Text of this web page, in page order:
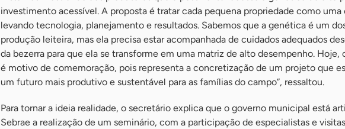
investimento acessível. A proposta é tratar cada pequena propriedade como uma
levando tecnologia, planejamento e resultados. Sabemos que a genética é um
produção leiteira, mas ela precisa estar acompanhada de cuidados adequados
da bezerra para que ela se transforme em uma matriz de alto desempenho. Hoje,
é motivo de comemoração, pois representa a concretização de um projeto que
um futuro mais produtivo e sustentável para as famílias do campo”, ressaltou.
Para tornar a ideia realidade, o secretário explica que o governo municipal está
Sebrae a realização de um seminário, com a participação de especialistas e